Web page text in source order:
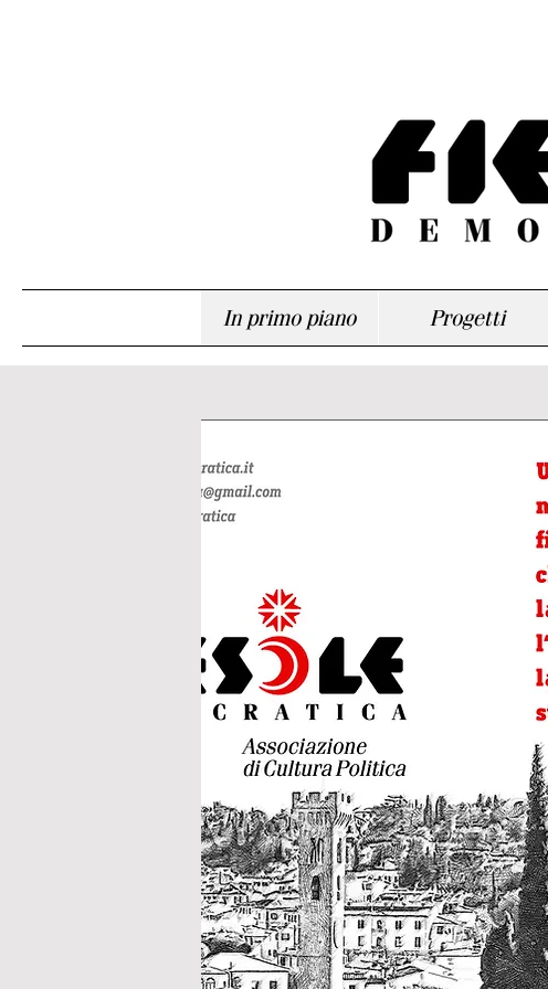
In primo piano Progetti